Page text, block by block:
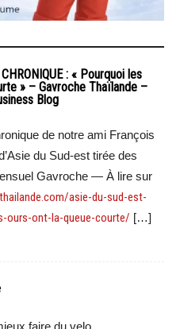
: « Pourquoi les
» – Gavroche Thaïlande –
Blog
de notre ami François
du Sud-est tirée des
Gavroche — À lire sur
asie-du-sud-est-
ours-ont-la-queue-courte/ […]